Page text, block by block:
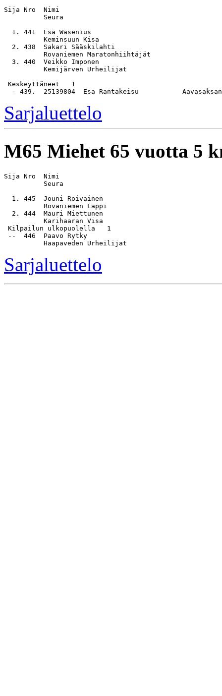
Sija Nro  Nimi
          Seura
1. 441  Esa Wasenius
          Keminsuun Kisa
2. 438  Sakari Sääskilahti
          Rovaniemen Maratonhiihtäjät
3. 440  Veikko Imponen
          Kemijärven Urheilijat
Keskeyttäneet   1
Sarjaluettelo
M65 Miehet 65 vuotta 5
Sija Nro  Nimi
          Seura
1. 445  Jouni Roivainen
          Rovaniemen Lappi
2. 444  Mauri Miettunen
          Karihaaran Visa
Kilpailun ulkopuolella   1
--  446  Paavo Rytky
Sarjaluettelo